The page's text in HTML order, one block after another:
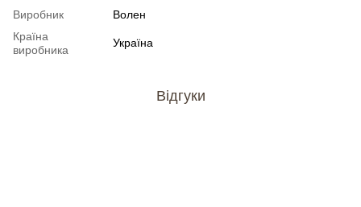
Виробник
Волен
Країна
виробника
Україна
Відгуки